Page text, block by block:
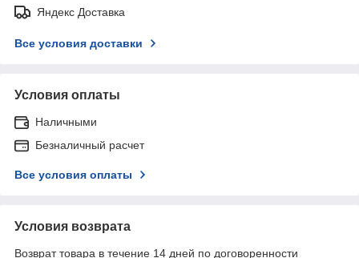
Яндекс Доставка
Все условия доставки
Условия оплаты
Наличными
Безналичный расчет
Все условия оплаты
Условия возврата
Возврат товара в течение 14 дней по договоренности